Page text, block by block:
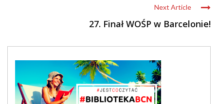
Next Article
27. Finał WOŚP w Barcelonie!